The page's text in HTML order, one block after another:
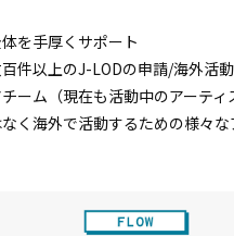
を手厚くサポート
件以上のJ-LODの申請/海外活
ーム（現在も活動中のアーテ
く海外で活動するための様々